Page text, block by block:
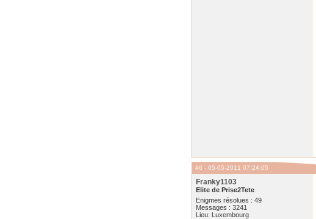
#6 - 05-05-2011 07:24:05
Franky1103
Elite de Prise2Tete
Enigmes résolues : 49
Messages : 3241
Lieu: Luxembourg